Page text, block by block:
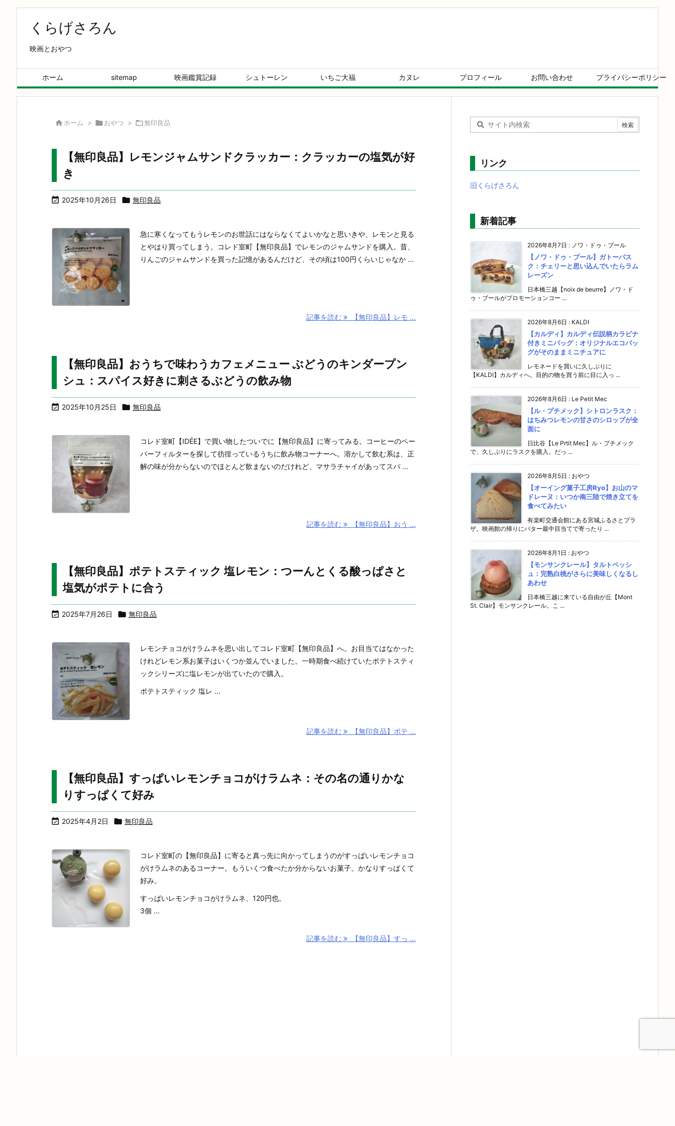
くらげさろん
映画とおやつ
ホーム sitemap 映画鑑賞記録 シュトーレン いちご大福 カヌレ プロフィール お問い合わせ プライバシーポリシー
 ホーム > おやつ > 無印良品
【無印良品】レモンジャムサンドクラッカー：クラッカーの塩気が好
き
 2025年10月26日  無印良品
急に寒くなってもうレモンのお世話にはならなくてよいかなと思いきや、レモンと見る
とやはり買ってしまう。コレド室町【無印良品】でレモンのジャムサンドを購入。昔、
りんごのジャムサンドを買った記憶があるんだけど、その頃は100円くらいじゃなか ...
記事を読む 【無印良品】レモ ...
【無印良品】おうちで味わうカフェメニュー ぶどうのキンダープン
シュ：スパイス好きに刺さるぶどうの飲み物
 2025年10月25日  無印良品
コレド室町【IDÉE】で買い物したついでに【無印良品】に寄ってみる。コーヒーのペー
パーフィルターを探して彷徨っているうちに飲み物コーナーへ。溶かして飲む系は、正
解の味が分からないのでほとんど飲まないのだけれど、マサラチャイがあってスパ ...
記事を読む 【無印良品】おう ...
【無印良品】ポテトスティック 塩レモン：つーんとくる酸っぱさと
塩気がポテトに合う
 2025年7月26日  無印良品
レモンチョコがけラムネを思い出してコレド室町【無印良品】へ。お目当てはなかった
けれどレモン系お菓子はいくつか並んでいました。一時期食べ続けていたポテトスティ
ックシリーズに塩レモンが出ていたので購入。
ポテトスティック 塩レ ...
記事を読む 【無印良品】ポテ ...
【無印良品】すっぱいレモンチョコがけラムネ：その名の通りかな
りすっぱくて好み
 2025年4月2日  無印良品
コレド室町の【無印良品】に寄ると真っ先に向かってしまうのがすっぱいレモンチョコ
がけラムネのあるコーナー。もういくつ食べたか分からないお菓子。かなりすっぱくて
好み。
すっぱいレモンチョコがけラムネ、120円也。
3個 ...
記事を読む 【無印良品】すっ ...
リンク
旧くらげさろん
新着記事
2026年8月7日 : ノワ・ドゥ・ブール
【ノワ・ドゥ・ブール】ガトーバス
ク：チェリーと思い込んでいたらラム
レーズン
日本橋三越【noix de beurre】ノワ・ド
ゥ・ブールがプロモーションコー ...
2026年8月6日 : KALDI
【カルディ】カルディ伝説柄カラビナ
付きミニバッグ：オリジナルエコバッ
グがそのままミニチュアに
レモネードを買いに久しぶりに
【KALDI】カルディへ。目的の物を買う前に目に入っ ...
2026年8月6日 : Le Petit Mec
【ル・プチメック】シトロンラスク：
はちみつレモンの甘さのシロップが全
面に
日比谷【Le Prtit Mec】ル・プチメック
で、久しぶりにラスクを購入。だっ ...
2026年8月5日 : おやつ
【オーイング菓子工房Ryo】お山のマ
ドレーヌ：いつか南三陸で焼き立てを
食べてみたい
有楽町交通会館にある宮城ふるさとプラ
ザ。映画館の帰りにバター最中目当てで寄ったり ...
2026年8月1日 : おやつ
【モンサンクレール】タルトペッシ
ュ：完熟白桃がさらに美味しくなるし
あわせ
日本橋三越に来ている自由が丘【Mont
St. Clair】モンサンクレール。こ ...